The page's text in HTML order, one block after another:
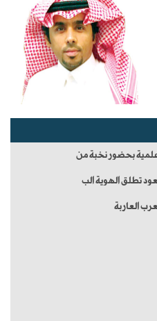
بحضور نخبة من
تطلق الهوية الب
العاربة